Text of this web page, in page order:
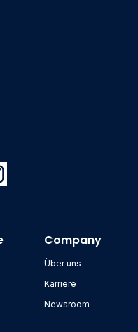
Company
Über uns
Karriere
Newsroom